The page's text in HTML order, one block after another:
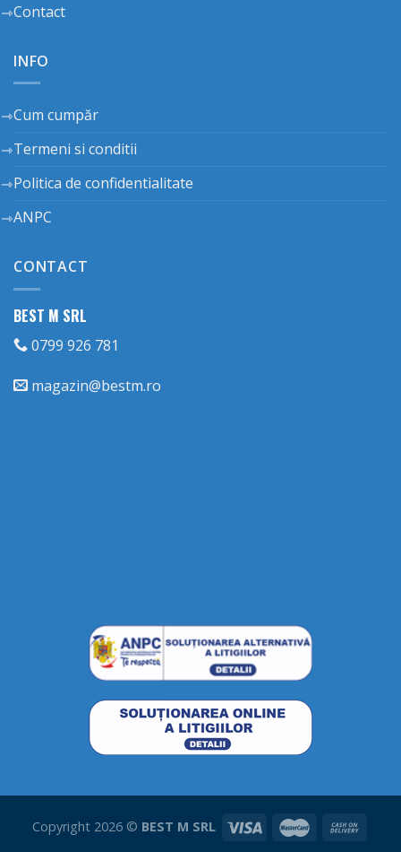
Contact
INFO
Cum cumpăr
Termeni si conditii
Politica de confidentialitate
ANPC
CONTACT
BEST M SRL
0799 926 781
magazin@bestm.ro
Copyright 2026 © BEST M SRL